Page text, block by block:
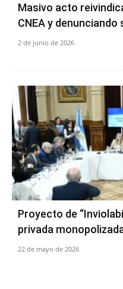
Masivo acto
CNEA y denunciando
2 de junio de 2026
Proyecto de
privada
22 de mayo de 2026